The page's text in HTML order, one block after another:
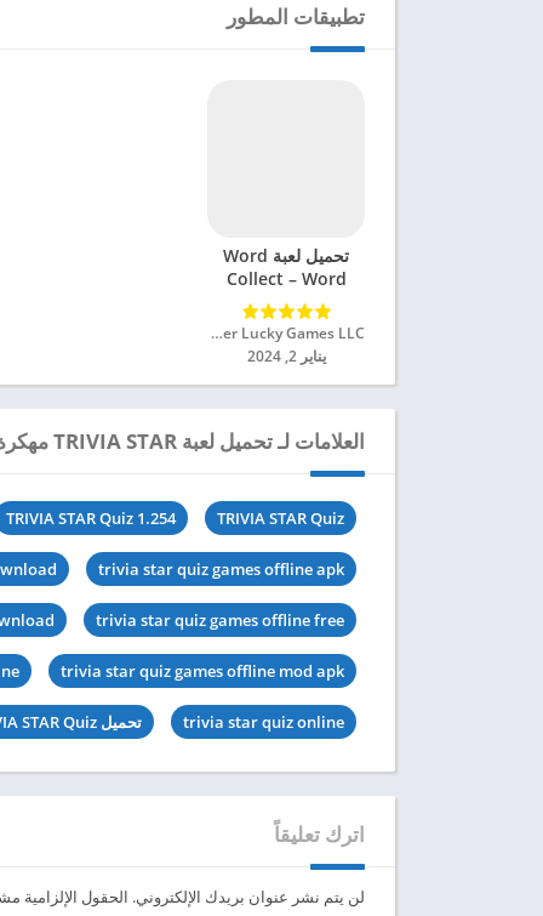
تطبيقات المطور
تحميل لعبة Word
Collect – Word
Games Fun مهكرة
للاندرويد 2024
Super Lucky Games LLC‏
يناير 2, 2024
العلامات لـ تحميل لعبة TRIVIA STAR مهكرة للاندرويد 2024
TRIVIA STAR Quiz
TRIVIA STAR Quiz 1.254
trivia star quiz games offline apk
trivia star quiz games offline free
trivia star quiz games offline mod apk
trivia star quiz online تحميل TRIVIA STAR Quiz مهكرة
اترك تعليقاً
لن يتم نشر عنوان بريدك الإلكتروني. الحقول الإلزامية